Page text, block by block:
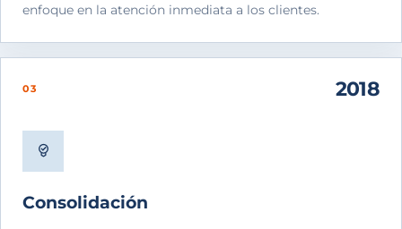
enfoque en la atención inmediata a los clientes.
03 2018
Consolidación